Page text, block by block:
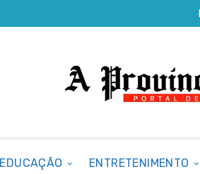
EDUCAÇÃO ENTRETENIMENTO